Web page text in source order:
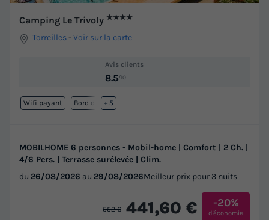
Camping Le Trivoly ★★★★
Torreilles -Voir sur la carte
Avis clients
8.5/10
Wifi payant Bord de mer
+ 5
MOBILHOME 6 personnes - Mobil-home | Comfort | 2 Ch. |
4/6 Pers. | Terrasse surélevée | Clim.
du 26/08/2026 au 29/08/2026Meilleur prix pour 3 nuits
552 € 441,60 € -20%
d'économie